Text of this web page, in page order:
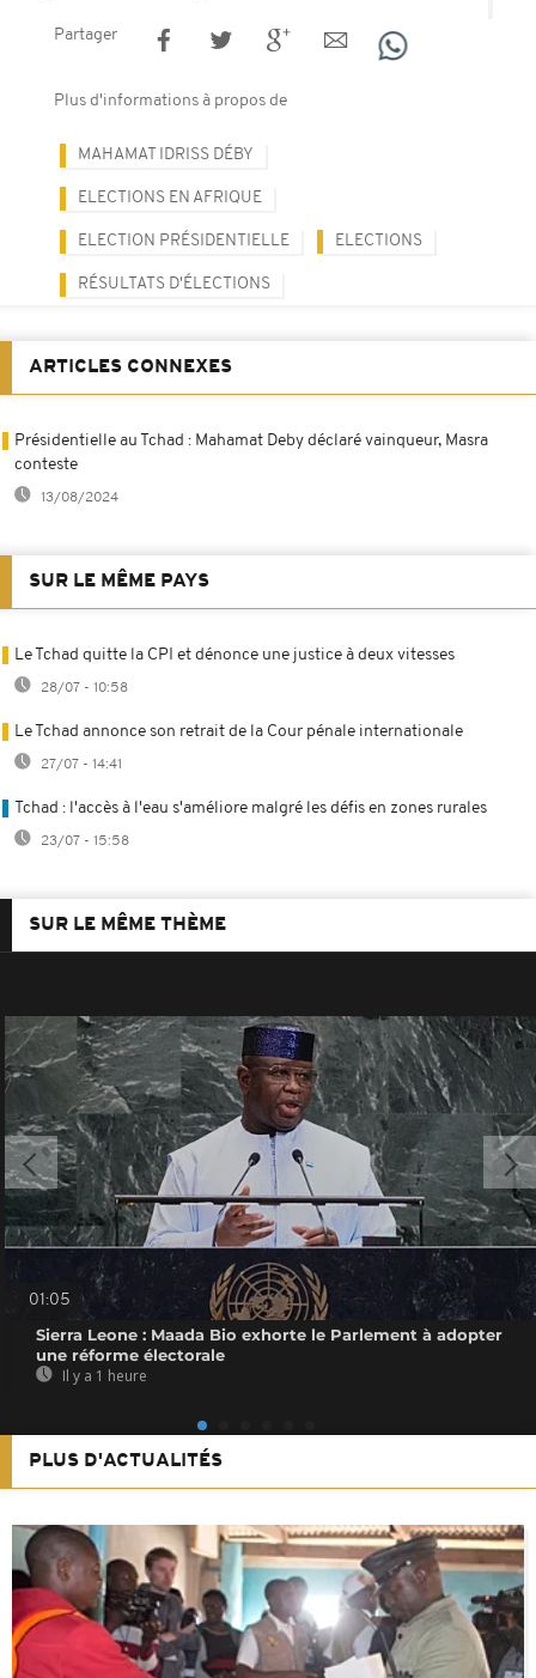
Partager
Plus d'informations à propos de
MAHAMAT IDRISS DÉBY
ELECTIONS EN AFRIQUE
ELECTION PRÉSIDENTIELLE ELECTIONS
RÉSULTATS D'ÉLECTIONS
ARTICLES CONNEXES
Présidentielle au Tchad : Mahamat Deby déclaré vainqueur, Masra
conteste
13/08/2024
SUR LE MÊME PAYS
Le Tchad quitte la CPI et dénonce une justice à deux vitesses
28/07 - 10:58
Le Tchad annonce son retrait de la Cour pénale internationale
27/07 - 14:41
Tchad : l'accès à l'eau s'améliore malgré les défis en zones rurales
23/07 - 15:58
SUR LE MÊME THÈME
01:05
Sierra Leone : Maada Bio exhorte le Parlement à adopter
une réforme électorale
Il y a 1 heure
PLUS D'ACTUALITÉS